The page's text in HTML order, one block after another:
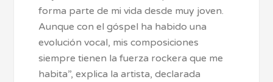
forma parte de mi vida desde muy joven.
Aunque con el góspel ha habido una
evolución vocal, mis composiciones
siempre tienen la fuerza rockera que me
habita”, explica la artista, declarada